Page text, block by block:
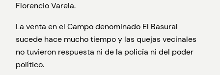
Florencio Varela.
La venta en el Campo denominado El Basural
sucede hace mucho tiempo y las quejas vecinales
no tuvieron respuesta ni de la policía ni del poder
político.